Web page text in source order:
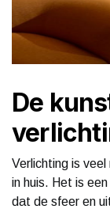
De
Verlichting is
in huis. Het is
dat de sfeer en